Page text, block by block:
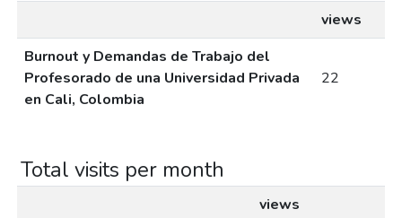
views
Burnout y Demandas de Trabajo del
Profesorado de una Universidad Privada
en Cali, Colombia
22
Total visits per month
views